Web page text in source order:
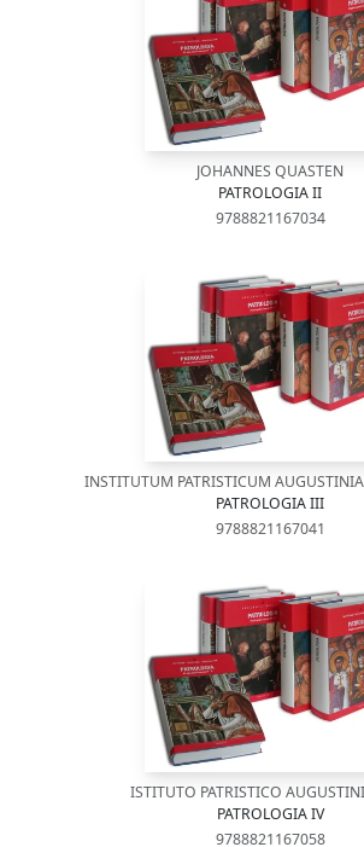
JOHANNES QUASTEN
PATROLOGIA II
9788821167034
INSTITUTUM PATRISTICUM
PATROLOGIA III
9788821167041
ISTITUTO PATRISTICO
PATROLOGIA IV
9788821167058